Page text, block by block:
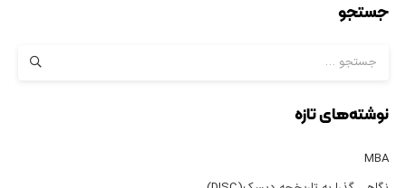
جستجو
جستجو
نوشته‌های تازه
MBA